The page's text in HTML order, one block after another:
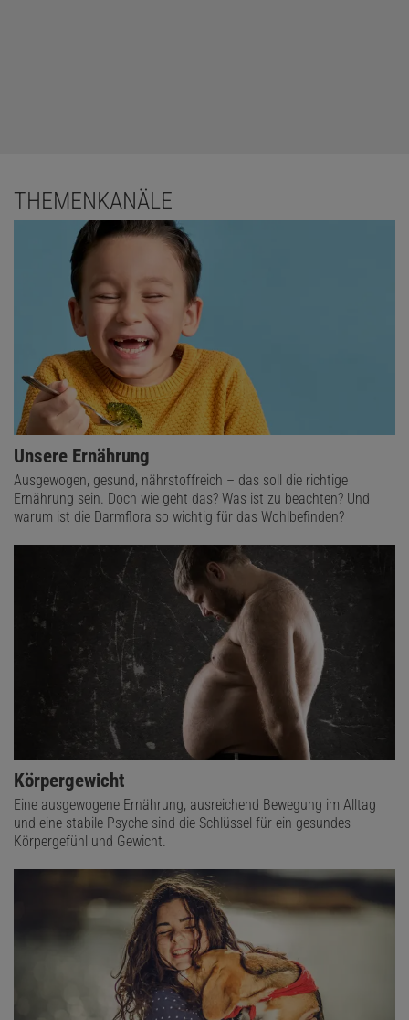
THEMENKANÄLE
Unsere Ernährung
Ausgewogen, gesund, nährstoffreich – das soll die richtige
Ernährung sein. Doch wie geht das? Was ist zu beachten? Und
warum ist die Darmflora so wichtig für das Wohlbefinden?
Körpergewicht
Eine ausgewogene Ernährung, ausreichend Bewegung im Alltag
und eine stabile Psyche sind die Schlüssel für ein gesundes
Körpergefühl und Gewicht.